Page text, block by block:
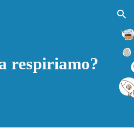
Skip to navigation
respiriamo?